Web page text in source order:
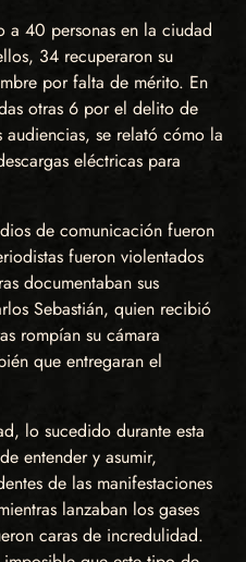
a 40 personas en la ciudad
34 recuperaron su
por falta de mérito. En
otras 6 por el delito de
se relató cómo la
eléctricas para
de comunicación fueron
fueron violentados
documentaban sus
Sebastián, quien recibió
rompían su cámara
que entregaran el
lo sucedido durante esta
entender y asumir,
de las manifestaciones
lanzaban los gases
caras de incredulidad.